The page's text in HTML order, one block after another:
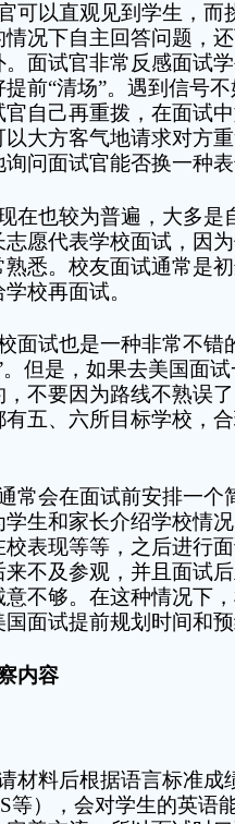
可以直观见到学生，而
况下自主回答问题，
面试官非常反感面试
提前“清场”。遇到信号
自己再重拨，在面试
大方客气地请求对方
问面试官能否换一种
在也较为普遍，大多是
愿代表学校面试，因
悉。校友面试通常是
校再面试。
面试也是一种非常不错
。但是，如果去美国面
不要因为路线不熟误
五、六所目标学校，
常会在面试前安排一个
生和家长介绍学校情
表现等等，之后进行
不及参观，并且面试
不够。在这种情况下
面试提前规划时间和
内容
材料后根据语言标准成
等），会对学生的英语